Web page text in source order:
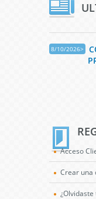
8/10/2026>
Acceso
Crear una